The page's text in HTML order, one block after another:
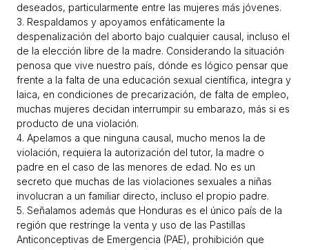
deseados, particularmente entre las mujeres más jóvenes.
3. Respaldamos y apoyamos enfáticamente la
despenalización del aborto bajo cualquier causal, incluso el
de la elección libre de la madre. Considerando la situación
penosa que vive nuestro país, dónde es lógico pensar que
frente a la falta de una educación sexual científica, integra y
laica, en condiciones de precarización, de falta de empleo,
muchas mujeres decidan interrumpir su embarazo, más si es
producto de una violación.
4. Apelamos a que ninguna causal, mucho menos la de
violación, requiera la autorización del tutor, la madre o
padre en el caso de las menores de edad. No es un
secreto que muchas de las violaciones sexuales a niñas
involucran a un familiar directo, incluso el propio padre.
5. Señalamos además que Honduras es el único país de la
región que restringe la venta y uso de las Pastillas
Anticonceptivas de Emergencia (PAE), prohibición que